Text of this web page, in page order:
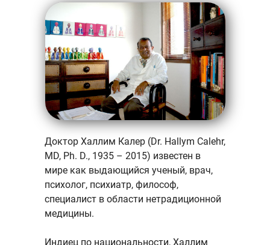
Доктор Халлим Калер (Dr. Hallym Calehr,
MD, Ph. D., 1935 – 2015) известен в
мире как выдающийся ученый, врач,
психолог, психиатр, философ,
специалист в области нетрадиционной
медицины.
Индиец по национальности, Халлим